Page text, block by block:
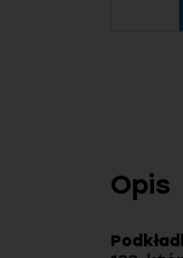
Opis